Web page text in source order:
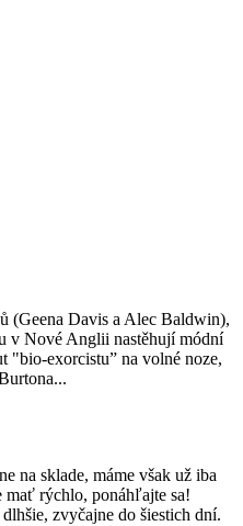
(Geena Davis a Alec Baldwin),
v Nové Anglii nastěhují módní
"bio-exorcistu” na volné noze,
na sklade, máme však už iba
mať rýchlo, ponáhľajte sa!
zvyčajne do šiestich dní.